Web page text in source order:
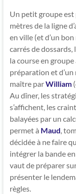
Un petit groupe est
mètres de la ligne
en ville (et d’un
carrés de
la course en
préparation et
maître parWilliam
Au dîner, les
s’affichent, les
balayées par un
permet à Maud,
décidée à ne faire
intégrer la bande
vaut de préparer
présenter le
règles.